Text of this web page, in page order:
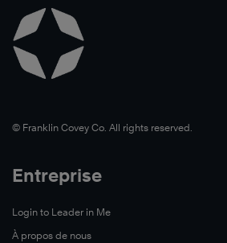
©️ Franklin Covey Co. All rights reserved.
Entreprise
Login to Leader in Me
À propos de nous